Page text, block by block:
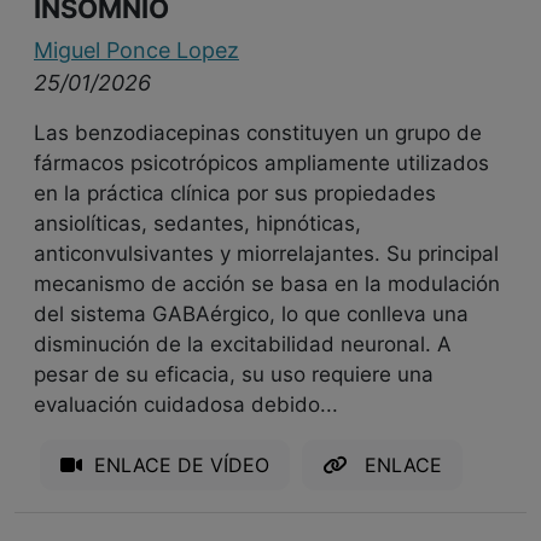
INSOMNIO
Miguel Ponce Lopez
25/01/2026
Las benzodiacepinas constituyen un grupo de
fármacos psicotrópicos ampliamente utilizados
en la práctica clínica por sus propiedades
ansiolíticas, sedantes, hipnóticas,
anticonvulsivantes y miorrelajantes. Su principal
mecanismo de acción se basa en la modulación
del sistema GABAérgico, lo que conlleva una
disminución de la excitabilidad neuronal. A
pesar de su eficacia, su uso requiere una
evaluación cuidadosa debido...
ENLACE DE VÍDEO ENLACE